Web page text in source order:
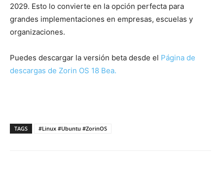
2029. Esto lo convierte en la opción perfecta para
grandes implementaciones en empresas, escuelas y
organizaciones.
Puedes descargar la versión beta desde el Página de
descargas de Zorin OS 18 Bea.
TAGS #Linux #Ubuntu #ZorinOS